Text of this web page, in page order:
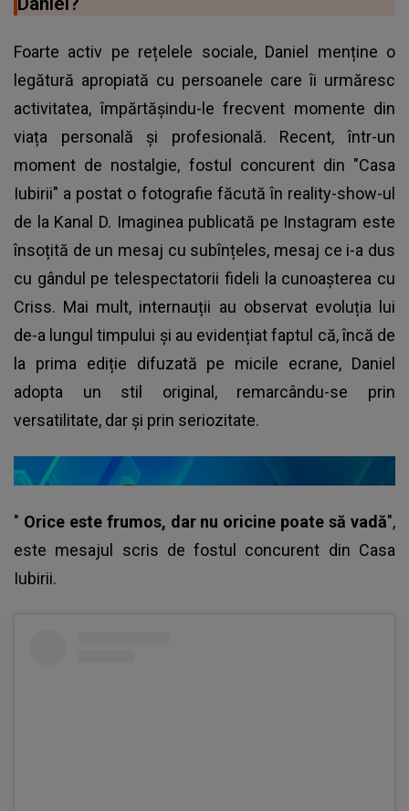
Foarte activ pe rețelele sociale, Daniel menține o
legătură apropiată cu persoanele care îi urmăresc
activitatea, împărtășindu-le frecvent momente din
viața personală și profesională. Recent, într-un
moment de nostalgie, fostul concurent din "Casa
Iubirii" a postat o fotografie făcută în reality-show-ul
de la Kanal D. Imaginea publicată pe Instagram este
însoțită de un mesaj cu subînțeles, mesaj ce i-a dus
cu gândul pe telespectatorii fideli la cunoașterea cu
Criss. Mai mult, internauții au observat evoluția lui
de-a lungul timpului și au evidențiat faptul că, încă de
la prima ediție difuzată pe micile ecrane, Daniel
adopta un stil original, remarcându-se prin
versatilitate, dar și prin seriozitate.
" Orice este frumos, dar nu oricine poate să vadă",
este mesajul scris defostul concurent din Casa
Iubirii.